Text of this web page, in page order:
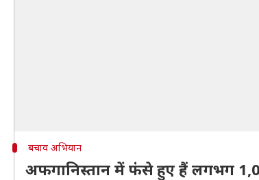
बचाव अभियान
अफगानिस्तान में फंसे हुए हैं लगभग